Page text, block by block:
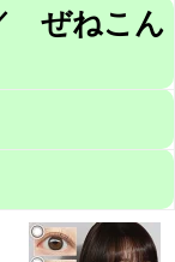
ぜねこん